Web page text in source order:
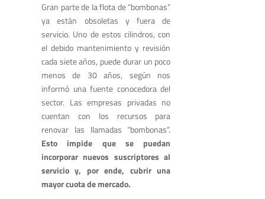
Gran parte de la flota de “bombonas”
ya están obsoletas y fuera de
servicio. Uno de estos cilindros, con
el debido mantenimiento y revisión
cada siete años, puede durar un poco
menos de 30 años, según nos
informó una fuente conocedora del
sector. Las empresas privadas no
cuentan con los recursos para
renovar las llamadas “bombonas”.
Esto impide que se puedan
incorporar nuevos suscriptores al
servicio y, por ende, cubrir una
mayor cuota de mercado.